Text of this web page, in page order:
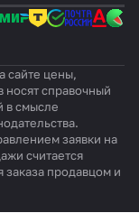
ung
G5
i (Sky
&
сайте цены,
носят справочный
в смысле
заявки на
считается
продавцом и